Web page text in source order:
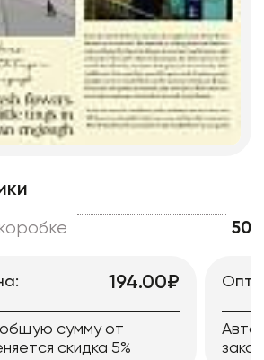
50
194.00₽
общую сумму от
скидка 5%